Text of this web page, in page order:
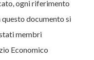
ogni riferimento
questo documento si
membri
Economico